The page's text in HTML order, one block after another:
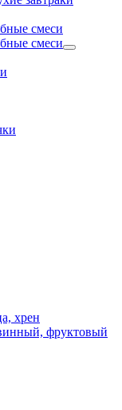
смеси
смеси
хрен
фруктовый